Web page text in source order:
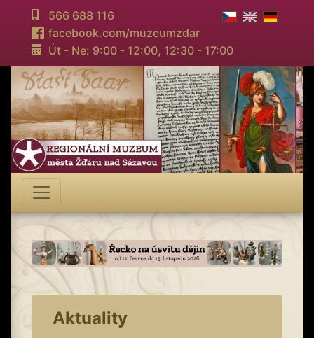
566 688 116
facebook.com/muzeumzdar
Út - Ne: 9:00 - 12:00, 12:30 - 17:00
Aktuality